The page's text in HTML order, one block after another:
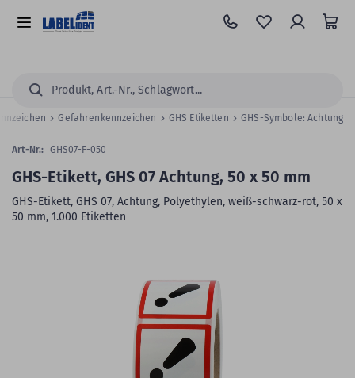
Hauptinhalt
springen
Alle
Suchen...
Gefahrenkennzeichen GHS Etiketten GHS-Symbole: Achtung
GHS-Etikett, GHS 07 Achtung, 50 x 50 mm
GHS-Etikett, GHS 07, Achtung, Polyethylen, weiß-schwarz-rot, 50 x
50 mm, 1.000 Etiketten
Art-Nr.: GHS07-F-050